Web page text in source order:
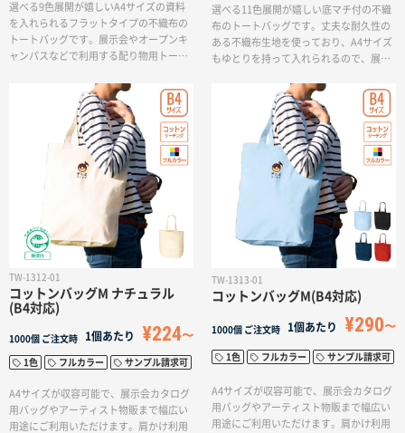
選べる9色展開が嬉しいA4サイズの資料
を入れられるフラットタイプの不織布の
トートバッグです。展示会やオープンキ
ャンパスなどで利用する配り物用トート
ルカラー印刷まで対応しており、ブラン
ドカラーを選んでお好みのロゴデザイン
を入れれば、オリジナルトートバッグの
完成です。パンフレットやカタログを入
れてお渡ししても、大丈夫な耐久性のあ
る不織布生地を使っています。イベント
会場に持っていく時も軽量でかさばりま
選べる11色展開が嬉しい底マチ付の不織
布のトートバッグです。丈夫な耐久性の
ある不織布生地を使っており、A4サイズ
もゆとりを持って入れられるので、展示
ッパーなど幅広い場面で活躍していま
す。また、レンタル用品の貸し出しバッ
グにもぴったりです。印刷方法も単色か
らフルカラー印刷まで対応しており、ブ
ランドカラーを選んでお好みのロゴデザ
インを入れれば、オリジナルトートバッ
グの完成です。パンフレットやカタログ
など少し重い荷物を入れてお渡しして
も、ハンドルが長く肩掛けができるた
め、持ち運びやすくなっています。
TW-1312-01
コットンバッグM ナチュラル
(B4対応)
1000個 ご注文時 1個あたり ¥224
1色 フルカラー サンプル請求可
A4サイズが収容可能で、展示会カタログ
用バッグやアーティスト物販まで幅広い
用途にご利用いただけます。肩かけ利用
TW-1313-01
コットンバッグM(B4対応)
1000個 ご注文時 1個あたり ¥290
1色 フルカラー サンプル請求可
A4サイズが収容可能で、展示会カタログ
用バッグやアーティスト物販まで幅広い
用途にご利用いただけます。肩かけ利用